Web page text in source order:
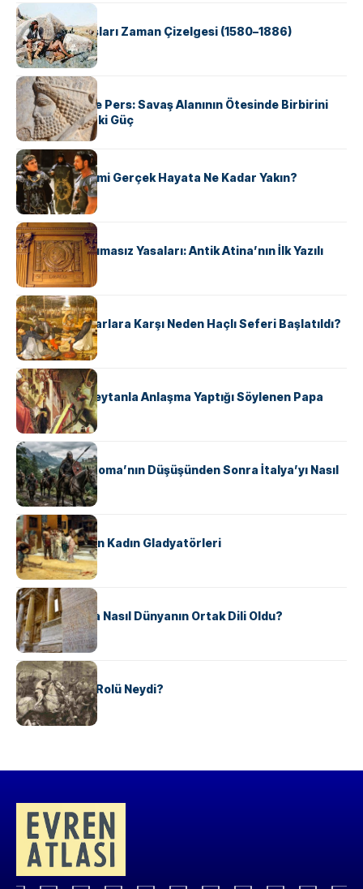
KÜLTÜR
Apache Savaşları Zaman Çizelgesi (1580–1886)
KÜLTÜR
Antik Yunan ve Pers: Savaş Alanının Ötesinde Birbirini
Şekillendiren İki Güç
KÜLTÜR
‘Gladiator’ Filmi Gerçek Hayata Ne Kadar Yakın?
KÜLTÜR
Draco’nun Acımasız Yasaları: Antik Atina’nın İlk Yazılı
Hukuk Kodu
KÜLTÜR
Avrupalı ​​Katharlara Karşı Neden Haçlı Seferi Başlatıldı?
KÜLTÜR
II. Silvester: Şeytanla Anlaşma Yaptığı Söylenen Papa
KÜLTÜR
Ostrogotlar Roma’nın Düşüşünden Sonra İtalya’yı Nasıl
Ele Geçirdi?
KÜLTÜR
Antik Roma’nın Kadın Gladyatörleri
KÜLTÜR
Antik Yunanca Nasıl Dünyanın Ortak Dili Oldu?
KÜLTÜR
Valdensler’in Rolü Neydi?